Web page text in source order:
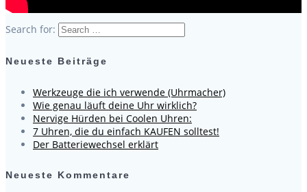
Search for:
Neueste Beiträge
Werkzeuge die ich verwende (Uhrmacher)
Wie genau läuft deine Uhr wirklich?
Nervige Hürden bei Coolen Uhren:
7 Uhren, die du einfach KAUFEN solltest!
Der Batteriewechsel erklärt
Neueste Kommentare